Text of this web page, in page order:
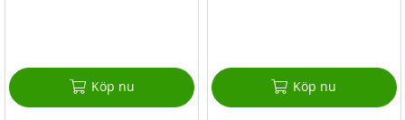
Köp nu Köp nu